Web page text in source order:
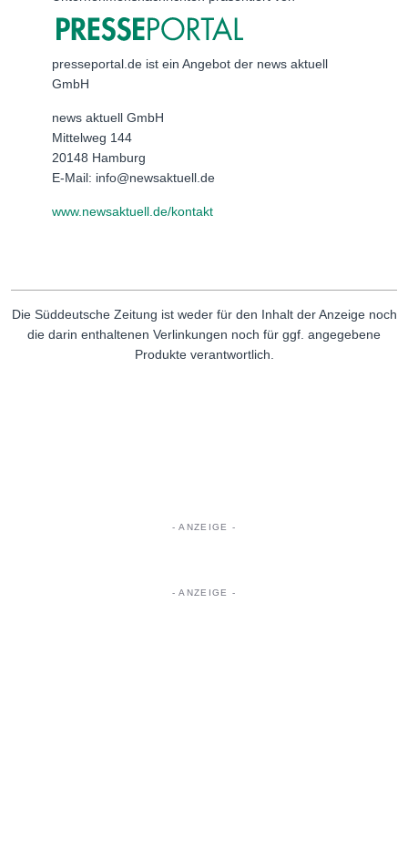
presseportal.de ist ein Angebot der news aktuell
GmbH
news aktuell GmbH
Mittelweg 144
20148 Hamburg
E-Mail: info@newsaktuell.de
www.newsaktuell.de/kontakt
Die Süddeutsche Zeitung ist weder für den Inhalt der Anzeige noch
die darin enthaltenen Verlinkungen noch für ggf. angegebene
Produkte verantwortlich.